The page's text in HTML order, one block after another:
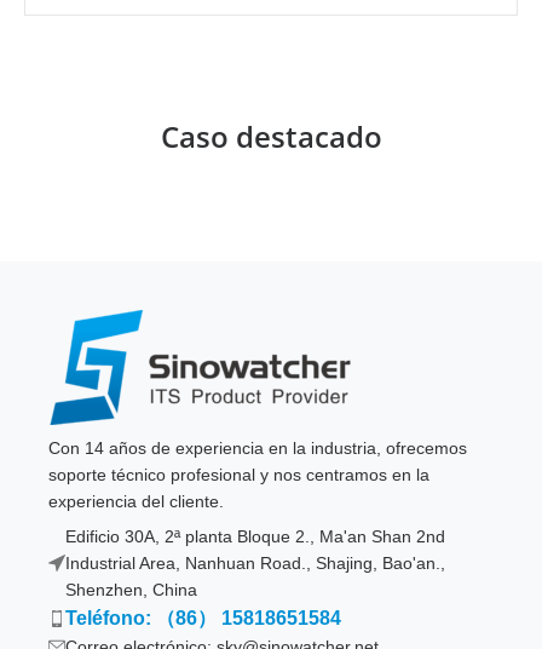
Caso destacado
Con 14 años de experiencia en la industria, ofrecemos
soporte técnico profesional y nos centramos en la
experiencia del cliente.
Edificio 30A, 2ª planta Bloque 2., Ma'an Shan 2nd
Industrial Area, Nanhuan Road., Shajing, Bao'an.,
Shenzhen, China
Teléfono: （86） 15818651584